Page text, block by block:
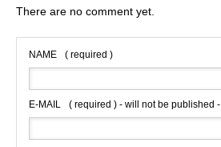
There are no comment yet.
NAME ( required )
E-MAIL ( required ) - will not be published -